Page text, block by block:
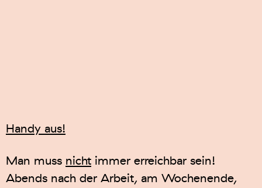
Handy aus!
Man muss nicht immer erreichbar sein!
Abends nach der Arbeit, am Wochenende,